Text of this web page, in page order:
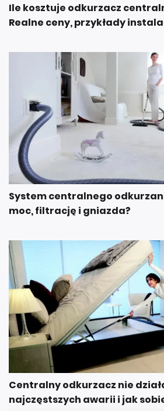
Ile kosztuje odkurzacz
Realne ceny, przykłady
System centralnego
moc, filtrację i gniazda?
Centralny odkurzacz nie
najczęstszych awarii i jak